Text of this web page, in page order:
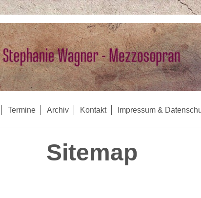
Termine Archiv Kontakt Impressum &
Sitemap